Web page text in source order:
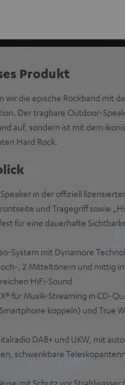
Produkt
wir die epische Rockband mit
Der tragbare Outdoor-
auf, sondern ist mit dem
Hard Rock.
in der offiziell
und Tragegriff sowie
für eine dauerhafte
System mit Dynamore
, 2 Mitteltönern und mittig
HiFi-Sound
für Musik-Streaming in CD-
koppeln) und True
DAB+ und UKW, mit
schwenkbare
mit Schutz vor Strahlwasser